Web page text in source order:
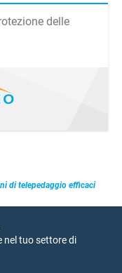
delle
di telepedaggio efficaci
nel tuo settore di